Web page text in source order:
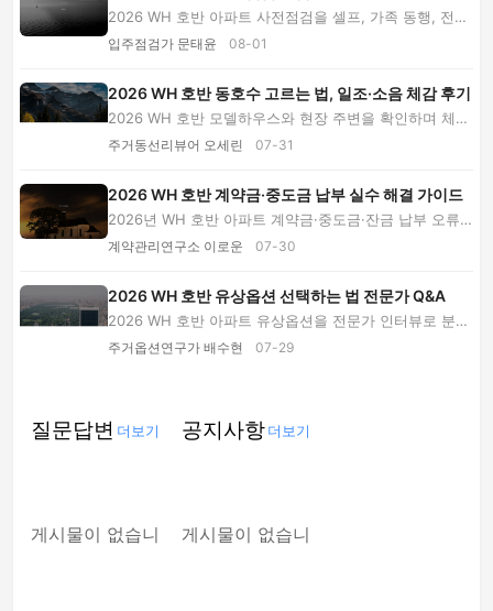
2026 WH 호반 아파트 사전점검을 셀프, 가족 동행, 전문
업체 기본형, 장비형으로 나눠 비용과 장단점을 ...
입주점검가 문태윤 08-01
2026 WH 호반 동호수 고르는 법, 일조·소음 체감 후기
2026 WH 호반 모델하우스와 현장 주변을 확인하며 체감
한 일조, 소음, 주차·엘리베이터 동선의 장단점을...
주거동선리뷰어 오세린 07-31
2026 WH 호반 계약금·중도금 납부 실수 해결 가이드
2026년 WH 호반 아파트 계약금·중도금·잔금 납부 오류
의 원인을 구분하고, 연체·오입금·대출 지연·가짜 ...
계약관리연구소 이로운 07-30
2026 WH 호반 유상옵션 선택하는 법 전문가 Q&A
2026 WH 호반 아파트 유상옵션을 전문가 인터뷰로 분석
합니다. 발코니 확장과 시스템에어컨 우선순위, ...
주거옵션연구가 배수현 07-29
질문답변
게시물이 없습니
더보기 공지사항
게시물이 없습니
더보기